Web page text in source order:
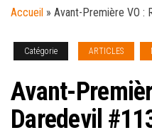
Accueil » Avant-Première VO :
Catégorie ARTICLES
Avant-
Daredevil